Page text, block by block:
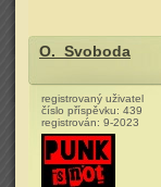
O._Svoboda
registrovaný uživatel
číslo příspěvku: 439
registrován: 9-2023